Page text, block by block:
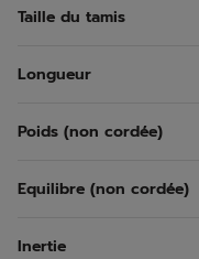
Taille du tamis
Longueur
Poids (non cordée)
Equilibre (non cordée)
Inertie